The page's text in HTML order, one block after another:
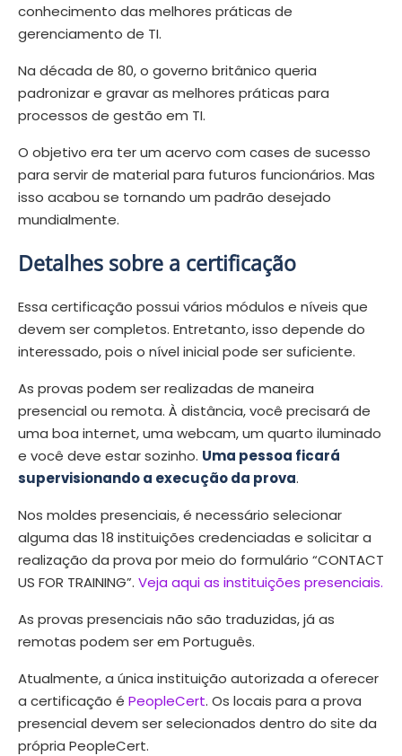
conhecimento das melhores práticas de
gerenciamento de TI.
Na década de 80, o governo britânico queria
padronizar e gravar as melhores práticas para
processos de gestão em TI.
O objetivo era ter um acervo com cases de sucesso
para servir de material para futuros funcionários. Mas
isso acabou se tornando um padrão desejado
mundialmente.
Detalhes sobre a certificação
Essa certificação possui vários módulos e níveis que
devem ser completos. Entretanto, isso depende do
interessado, pois o nível inicial pode ser suficiente.
As provas podem ser realizadas de maneira
presencial ou remota. À distância, você precisará de
uma boa internet, uma webcam, um quarto iluminado
e você deve estar sozinho. Uma pessoa ficará
supervisionando a execução da prova.
Nos moldes presenciais, é necessário selecionar
alguma das 18 instituições credenciadas e solicitar a
realização da prova por meio do formulário “CONTACT
US FOR TRAINING”. Veja aqui as instituições presenciais.
As provas presenciais não são traduzidas, já as
remotas podem ser em Português.
Atualmente, a única instituição autorizada a oferecer
a certificação é PeopleCert. Os locais para a prova
presencial devem ser selecionados dentro do site da
própria PeopleCert.